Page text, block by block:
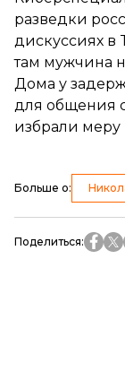
разведки
дискуссиях в
там мужчина
Дома у
для общения
избрали меру
Больше о:
Поделиться: